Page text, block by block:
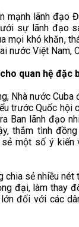
mạnh lãnh đạo
sự lãnh đạo
mọi khó khăn,
nước Việt Nam,
quan hệ đặc
Nhà nước
trước Quốc hội
Ban lãnh đạo
thắm tình
một số ý kiến
chia sẻ nhiều
đại, làm thay
đối với các